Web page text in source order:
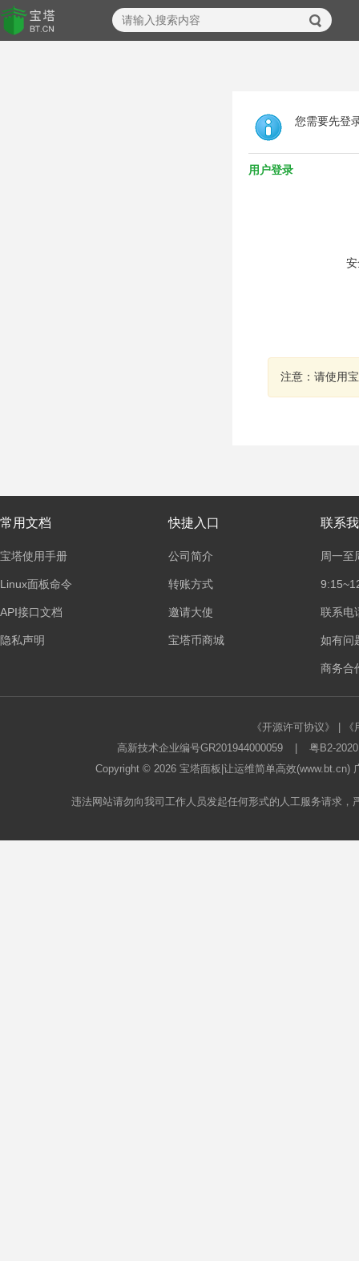
您需要先登
用户登录
注意：请使用
常用文档
宝塔使用手册
Linux面板命令
API接口文档
隐私声明
快捷入口
公司简介
转账方式
邀请大使
宝塔币商城
联系
周一至
联系电
如有问
商务合
《开源许可协议》
高新技术企业编号GR201944000059
粤B2-
Copyright © 2026 宝塔面板 |让运维简单高效
违法网站请勿向我司工作人员发起任何形式的人工服务请求，